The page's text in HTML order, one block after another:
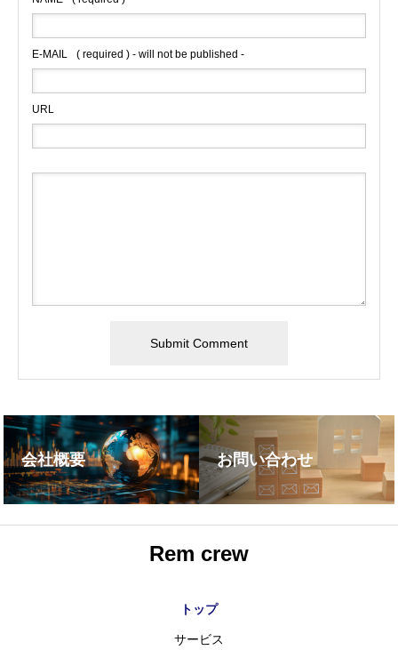
E-MAIL ( required ) - will not be published -
URL
会社概要 お問い合わせ
Rem crew
トップ
サービス